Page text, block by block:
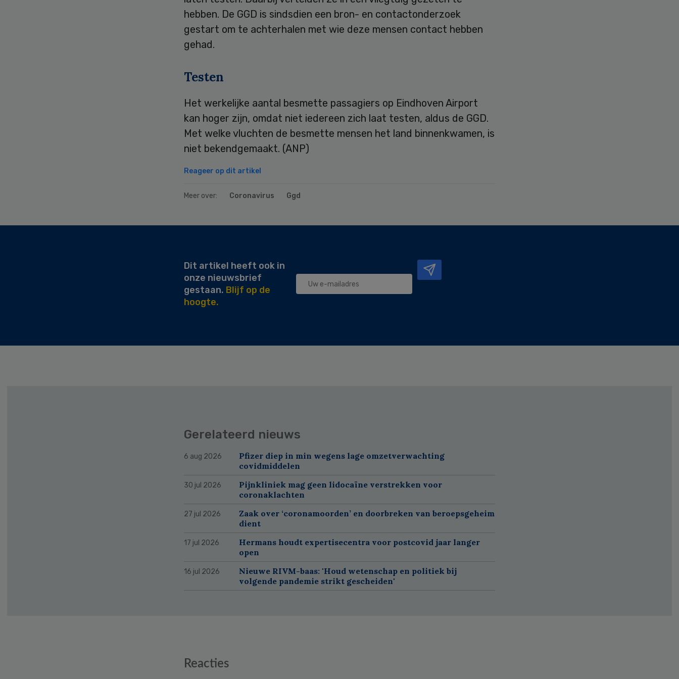
hebben. De GGD is sindsdien een bron- en contactonderzoek
gestart om te achterhalen met wie deze mensen contact hebben
gehad.
Testen
Het werkelijke aantal besmette passagiers op Eindhoven Airport
kan hoger zijn, omdat niet iedereen zich laat testen, aldus de GGD.
Met welke vluchten de besmette mensen het land binnenkwamen, is
niet bekendgemaakt. (ANP)
Reageer op dit artikel
Meer over: Coronavirus Ggd
Dit artikel heeft ook in
onze nieuwsbrief
gestaan. Blijf op de
hoogte.
Gerelateerd nieuws
6 aug 2026
Pfizer diep in min wegens lage omzetverwachting
covidmiddelen
30 jul 2026
Pijnkliniek mag geen lidocaïne verstrekken voor
coronaklachten
27 jul 2026
Zaak over ‘coronamoorden’ en doorbreken van beroepsgeheim
dient
17 jul 2026
Hermans houdt expertisecentra voor postcovid jaar langer
open
16 jul 2026
Nieuwe RIVM-baas: 'Houd wetenschap en politiek bij
volgende pandemie strikt gescheiden'
Reacties